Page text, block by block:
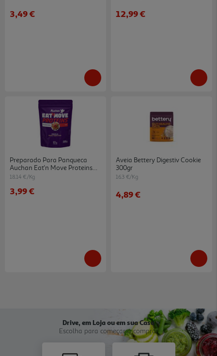
3,49 € 12,99 €
Preparado Para Panqueca
Auchan Eat'n Move Proteins
Em Pó 220g
18.14 €/Kg
3,99 €
Aveia Bettery Digestiv Cookie
300gr
16.3 €/Kg
4,89 €
Drive, em Loja ou em sua Casa
Escolha para começar a comprar